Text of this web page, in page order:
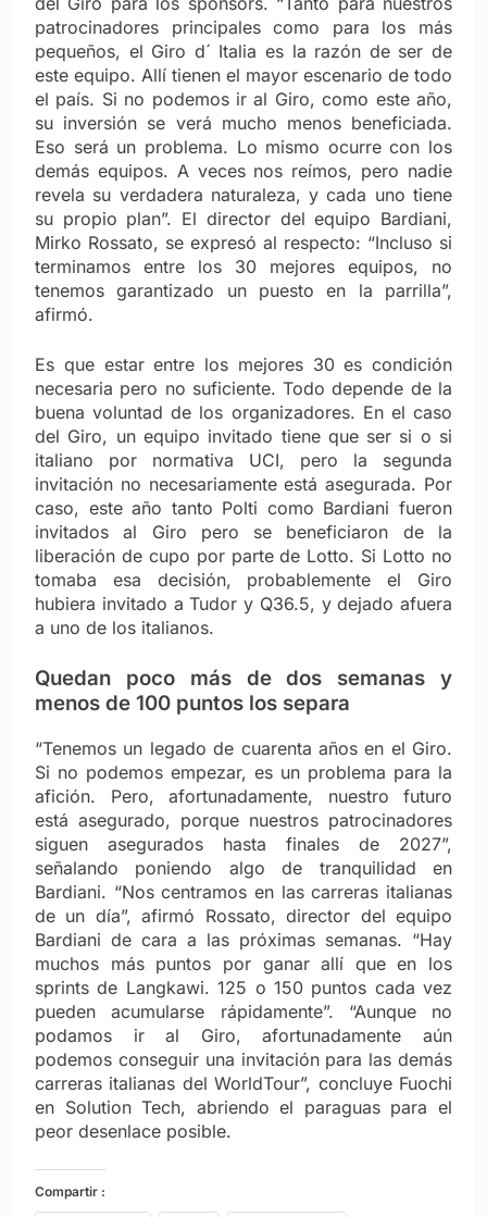
patrocinadores principales como para los más
pequeños, el Giro d´ Italia es la razón de ser de
este equipo. Allí tienen el mayor escenario de todo
el país. Si no podemos ir al Giro, como este año,
su inversión se verá mucho menos beneficiada.
Eso será un problema. Lo mismo ocurre con los
demás equipos. A veces nos reímos, pero nadie
revela su verdadera naturaleza, y cada uno tiene
su propio plan”. El director del equipo Bardiani,
Mirko Rossato, se expresó al respecto: “Incluso si
terminamos entre los 30 mejores equipos, no
tenemos garantizado un puesto en la parrilla”,
afirmó.
Es que estar entre los mejores 30 es condición
necesaria pero no suficiente. Todo depende de la
buena voluntad de los organizadores. En el caso
del Giro, un equipo invitado tiene que ser si o si
italiano por normativa UCI, pero la segunda
invitación no necesariamente está asegurada. Por
caso, este año tanto Polti como Bardiani fueron
invitados al Giro pero se beneficiaron de la
liberación de cupo por parte de Lotto. Si Lotto no
tomaba esa decisión, probablemente el Giro
hubiera invitado a Tudor y Q36.5, y dejado afuera
a uno de los italianos.
Quedan poco más de dos semanas y
menos de 100 puntos los separa
“Tenemos un legado de cuarenta años en el Giro.
Si no podemos empezar, es un problema para la
afición. Pero, afortunadamente, nuestro futuro
está asegurado, porque nuestros patrocinadores
siguen asegurados hasta finales de 2027”,
señalando poniendo algo de tranquilidad en
Bardiani. “Nos centramos en las carreras italianas
de un día”, afirmó Rossato, director del equipo
Bardiani de cara a las próximas semanas. “Hay
muchos más puntos por ganar allí que en los
sprints de Langkawi. 125 o 150 puntos cada vez
pueden acumularse rápidamente”. “Aunque no
podamos ir al Giro, afortunadamente aún
podemos conseguir una invitación para las demás
carreras italianas del WorldTour”, concluye Fuochi
en Solution Tech, abriendo el paraguas para el
peor desenlace posible.
Compartir :